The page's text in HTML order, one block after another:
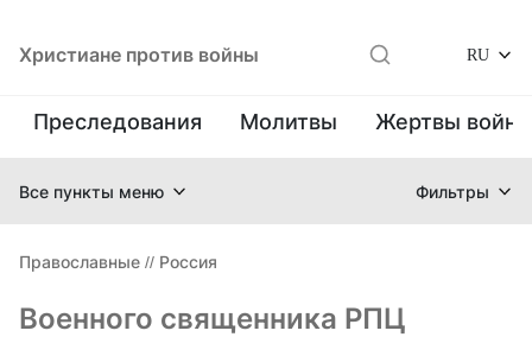
Христиане против войны RU
Преследования Молитвы Жертвы
Все пункты меню Фильтры
Православные // Россия
Военного священника РПЦ